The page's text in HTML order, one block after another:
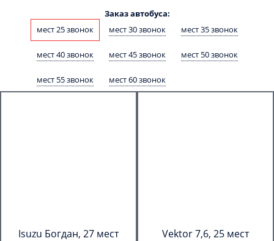
Заказ автобуса:
мест 25 звонок
мест 30 звонок мест 35 звонок
мест 40 звонок мест 45 звонок мест 50 звонок
мест 55 звонок мест 60 звонок
Isuzu Богдан, 27 мест Vektor 7,6, 25 мест